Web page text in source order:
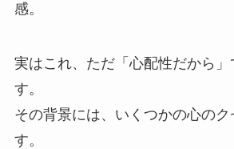
感。
実はこれ、ただ「心配性だから
す。
その背景には、いくつかの心のク
す。